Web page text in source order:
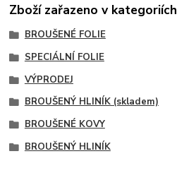
Zboží zařazeno v kategoriích
BROUŠENÉ FOLIE
SPECIÁLNÍ FOLIE
VÝPRODEJ
BROUŠENÝ HLINÍK (skladem)
BROUŠENÉ KOVY
BROUŠENÝ HLINÍK